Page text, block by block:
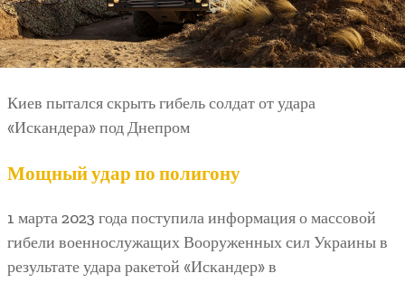
Киев пытался скрыть гибель солдат от удара
«Искандера» под Днепром
Мощный удар по полигону
1 марта 2023 года поступила информация о массовой
гибели военнослужащих Вооруженных сил Украины в
результате удара ракетой «Искандер» в